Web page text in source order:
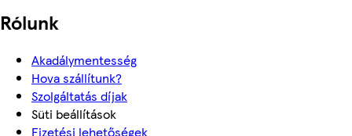
Rólunk
Akadálymentesség
Hova szállítunk?
Szolgáltatás díjak
Süti beállítások
Fizetési lehetőségek